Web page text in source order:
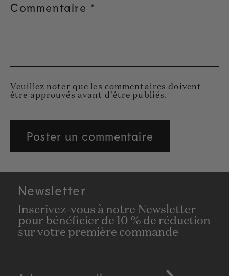
Commentaire *
Veuillez noter que les commentaires doivent
être approuvés avant d'être publiés.
Newsletter
Inscrivez-vous à notre Newsletter
pour bénéficier de 10 % de réduction
sur votre première commande